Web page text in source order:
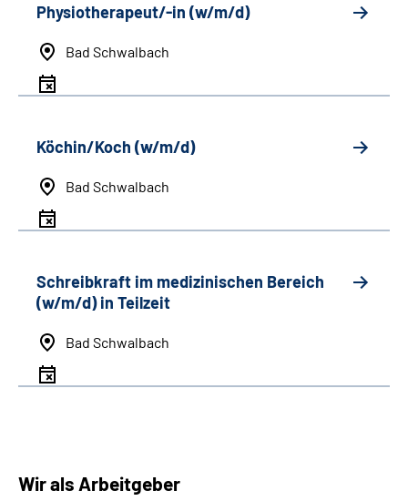
Physiotherapeut/-in (w/m/d)
Bad Schwalbach
Köchin/Koch (w/m/d)
Bad Schwalbach
Schreibkraft im medizinischen Bereich
(w/m/d) in Teilzeit
Bad Schwalbach
Wir als Arbeitgeber